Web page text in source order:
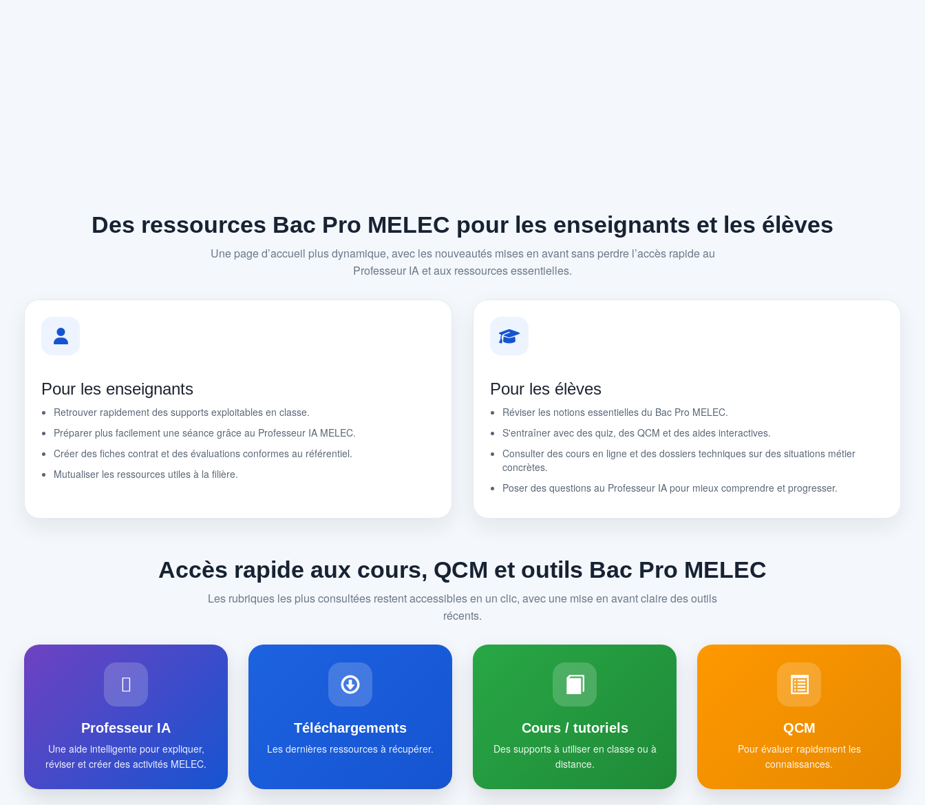
Des ressources Bac Pro MELEC pour les enseignants et les élèves
Une page d’accueil plus dynamique, avec les nouveautés mises en avant sans perdre l’accès rapide au
Professeur IA et aux ressources essentielles.
Pour les enseignants
Retrouver rapidement des supports exploitables en classe.
Préparer plus facilement une séance grâce au Professeur IA MELEC.
Créer des fiches contrat et des évaluations conformes au référentiel.
Mutualiser les ressources utiles à la filière.
Pour les élèves
Réviser les notions essentielles du Bac Pro MELEC.
S'entraîner avec des quiz, des QCM et des aides interactives.
Consulter des cours en ligne et des dossiers techniques sur des situations métier
concrètes.
Poser des questions au Professeur IA pour mieux comprendre et progresser.
Accès rapide aux cours, QCM et outils Bac Pro MELEC
Les rubriques les plus consultées restent accessibles en un clic, avec une mise en avant claire des outils
récents.
Professeur IA
Une aide intelligente pour expliquer,
réviser et créer des activités MELEC.
Téléchargements
Les dernières ressources à récupérer.
Cours / tutoriels
Des supports à utiliser en classe ou à
distance.
QCM
Pour évaluer rapidement les
connaissances.